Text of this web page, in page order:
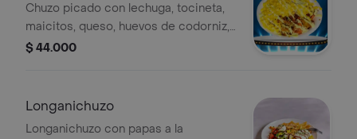
Chuzo picado con lechuga, tocineta,
maicitos, queso, huevos de codorniz,
ripio de papa y salsas.
$ 44.000
Longanichuzo
Longanichuzo con papas a la